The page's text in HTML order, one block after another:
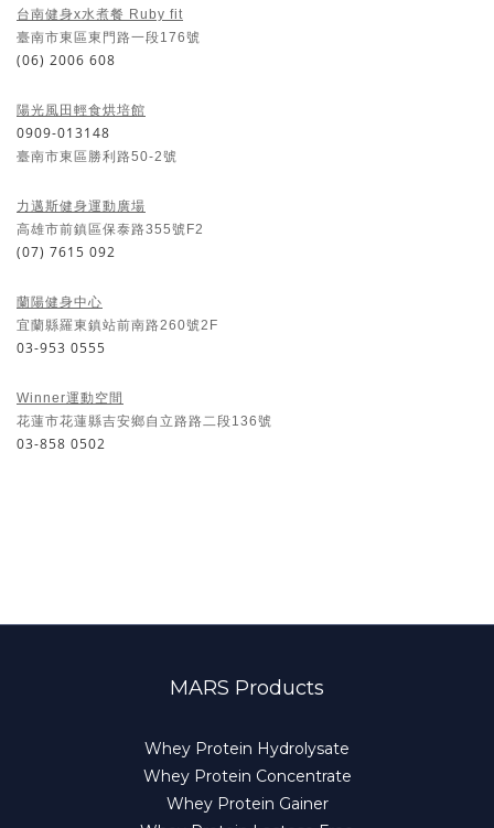
台南健身x水煮餐 Ruby fit
臺南市東區東門路一段176號
(06) 2006 608
陽光風田輕食烘培館
0909-013148
臺南市東區勝利路50-2號
力邁斯健身運動廣場
高雄市前鎮區保泰路355號F2
(07) 7615 092
蘭陽健身中心
宜蘭縣羅東鎮站前南路260號2F
03-953 0555
Winner運動空間
花蓮市花蓮縣吉安鄉自立路路二段136號
03-858 0502
MARS Products
Whey Protein Hydrolysate
Whey Protein Concentrate
Whey Protein Gainer